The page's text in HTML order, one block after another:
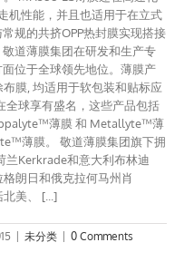
机性能，并且也适用于在立式
规的共挤OPP热封膜实现搭接
道薄膜集团在研发和生产专
位于全球领先地位。薄膜产
膜, 均适用于软包装和贴标应
全球享有盛名，这些产品包括
薄膜 和 Metallyte™薄
薄膜。 敬道薄膜集团旗下拥
兰Kerkrade和意大利布林迪
朗日和俄克拉何马州肖
美、 [...]
未分类
0 Comments